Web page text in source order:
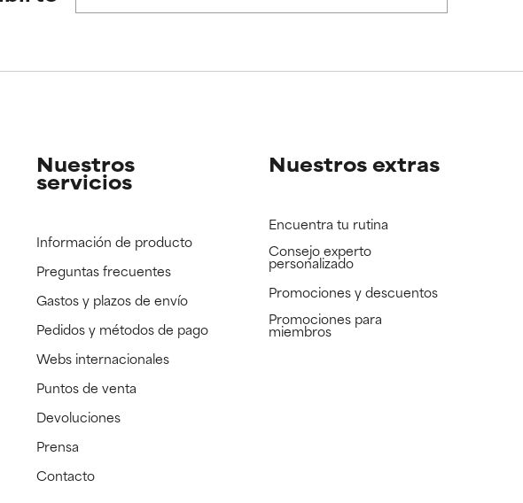
Nuestros
servicios
Información de producto
Preguntas frecuentes
Gastos y plazos de envío
Pedidos y métodos de pago
Webs internacionales
Puntos de venta
Devoluciones
Prensa
Contacto
Nuestros extras
Encuentra tu rutina
Consejo experto
personalizado
Promociones y descuentos​
Promociones para
miembros